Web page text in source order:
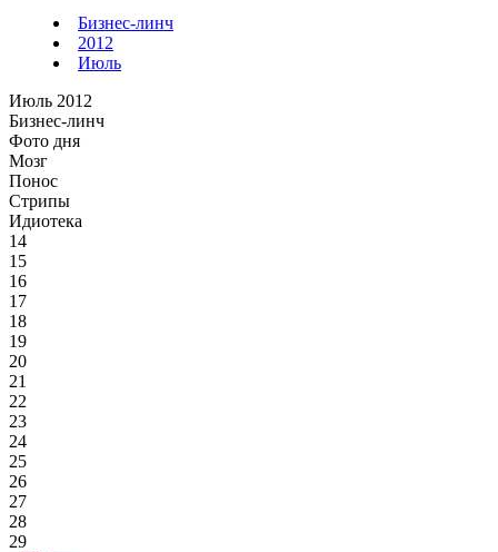
Бизнес-линч
2012
Июль
Июль 2012
Бизнес-линч
Фото дня
Мозг
Понос
Стрипы
Идиотека
14
15
16
17
18
19
20
21
22
23
24
25
26
27
28
29